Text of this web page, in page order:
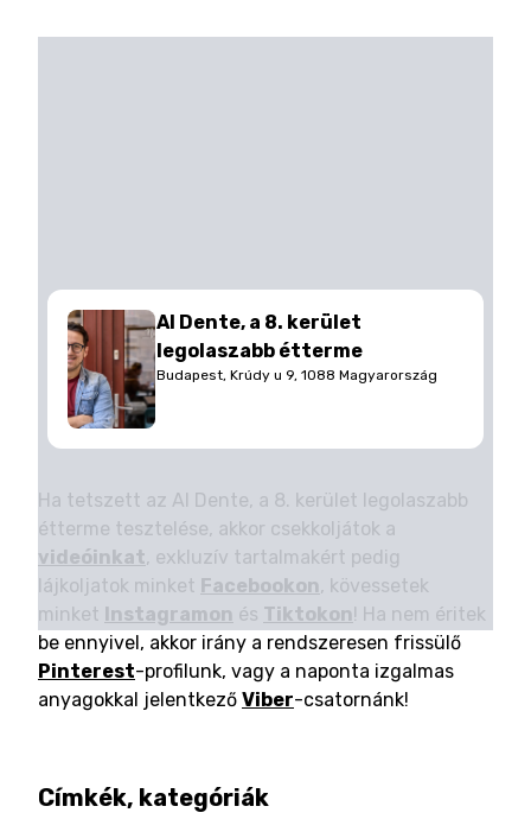
Al Dente, a 8. kerület
legolaszabb étterme
Budapest, Krúdy u 9, 1088 Magyarország
Ha tetszett az Al Dente, a 8. kerület legolaszabb
étterme tesztelése, akkor csekkoljátok a
videóinkat, exkluzív tartalmakért pedig
lájkoljatok minket Facebookon, kövessetek
minket Instagramon és Tiktokon! Ha nem éritek
be ennyivel, akkor irány a rendszeresen frissülő
Pinterest-profilunk, vagy a naponta izgalmas
anyagokkal jelentkező Viber-csatornánk!
Címkék, kategóriák